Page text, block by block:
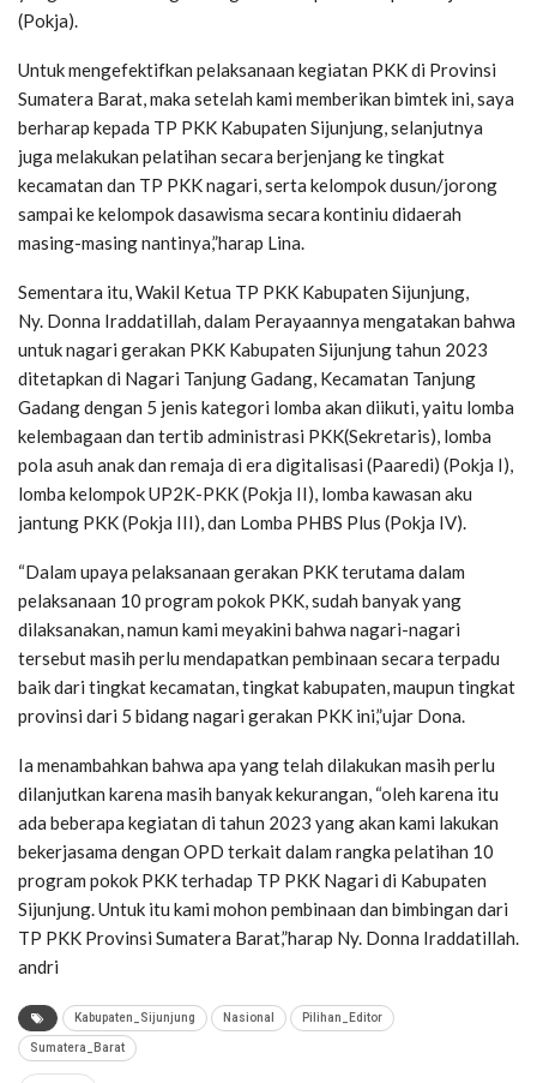
(Pokja).
Untuk mengefektifkan pelaksanaan kegiatan PKK di Provinsi
Sumatera Barat, maka setelah kami memberikan bimtek ini, saya
berharap kepada TP PKK Kabupaten Sijunjung, selanjutnya
juga melakukan pelatihan secara berjenjang ke tingkat
kecamatan dan TP PKK nagari, serta kelompok dusun/jorong
sampai ke kelompok dasawisma secara kontiniu didaerah
masing-masing nantinya,”harap Lina.
Sementara itu, Wakil Ketua TP PKK Kabupaten Sijunjung,
Ny. Donna Iraddatillah, dalam Perayaannya mengatakan bahwa
untuk nagari gerakan PKK Kabupaten Sijunjung tahun 2023
ditetapkan di Nagari Tanjung Gadang, Kecamatan Tanjung
Gadang dengan 5 jenis kategori lomba akan diikuti, yaitu lomba
kelembagaan dan tertib administrasi PKK(Sekretaris), lomba
pola asuh anak dan remaja di era digitalisasi (Paaredi) (Pokja I),
lomba kelompok UP2K-PKK (Pokja II), lomba kawasan aku
jantung PKK (Pokja III), dan Lomba PHBS Plus (Pokja IV).
“Dalam upaya pelaksanaan gerakan PKK terutama dalam
pelaksanaan 10 program pokok PKK, sudah banyak yang
dilaksanakan, namun kami meyakini bahwa nagari-nagari
tersebut masih perlu mendapatkan pembinaan secara terpadu
baik dari tingkat kecamatan, tingkat kabupaten, maupun tingkat
provinsi dari 5 bidang nagari gerakan PKK ini,”ujar Dona.
Ia menambahkan bahwa apa yang telah dilakukan masih perlu
dilanjutkan karena masih banyak kekurangan, “oleh karena itu
ada beberapa kegiatan di tahun 2023 yang akan kami lakukan
bekerjasama dengan OPD terkait dalam rangka pelatihan 10
program pokok PKK terhadap TP PKK Nagari di Kabupaten
Sijunjung. Untuk itu kami mohon pembinaan dan bimbingan dari
TP PKK Provinsi Sumatera Barat,”harap Ny. Donna Iraddatillah.
andri
Kabupaten_Sijunjung Nasional Pilihan_Editor
Sumatera_Barat